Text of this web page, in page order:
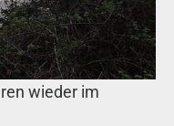
wieder im